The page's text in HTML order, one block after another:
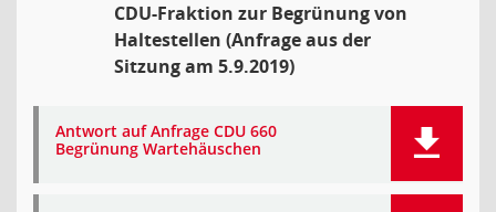
CDU-Fraktion zur Begrünung von
Haltestellen (Anfrage aus der
Sitzung am 5.9.2019)
Antwort auf Anfrage CDU 660
Begrünung Wartehäuschen